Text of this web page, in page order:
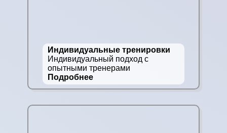
Индивидуальные тренировки
Индивидуальный подход с
опытными тренерами
Подробнее